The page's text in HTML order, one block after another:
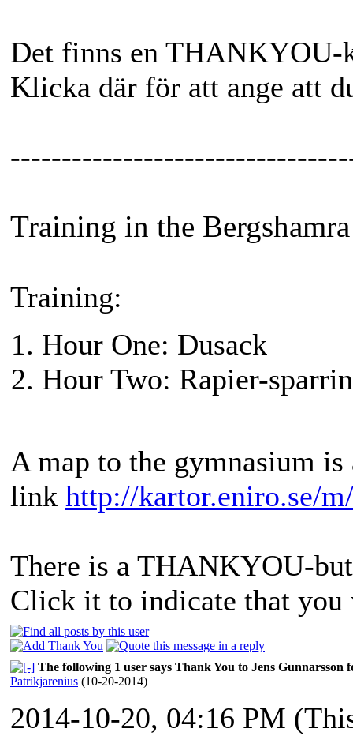
Det finns en THANKYOU-
Klicka där för att ange att
Training in the
Training:
Hour One: Dusack
Hour Two: Rapier-
A map to the gymnasium
link http://kartor.eniro.se/
There is a THANKYOU-
Click it to indicate that
The following 1 user says Thank You to Jens Gunnarsson
Patrikjarenius (10-20-2014)
2014-10-20, 04:16 PM